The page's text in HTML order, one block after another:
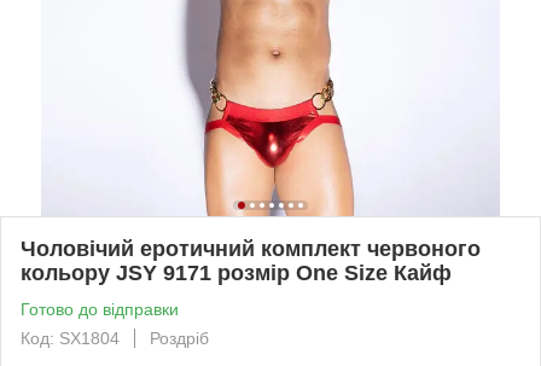
Чоловічий еротичний комплект червоного
кольору JSY 9171 розмір One Size Кайф
Готово до відправки
Код: SX1804
Роздріб